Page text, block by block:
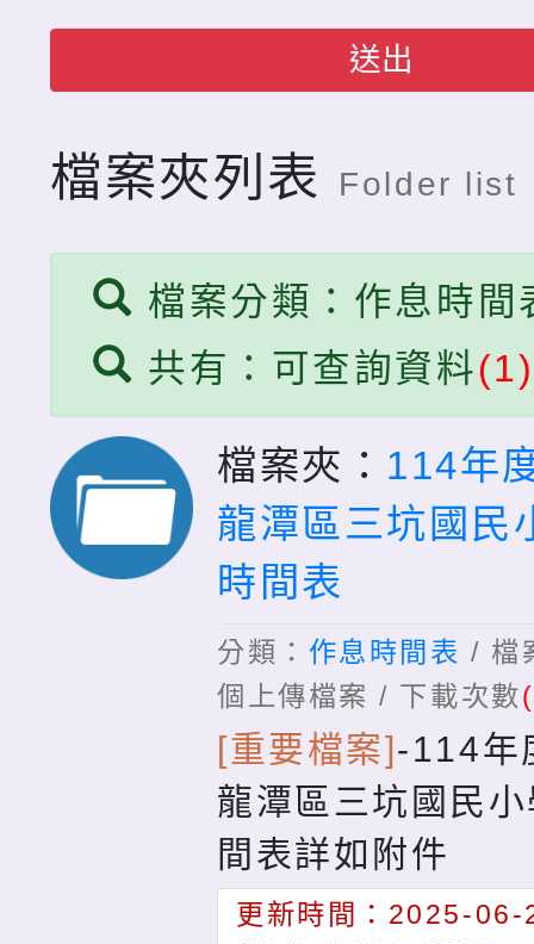
語字音字形第3名 指導
芬老師
潭區語文競賽教師組作
恭賀 林建功先生當選
度家長會會長
狂賀 本校參加桃園市
技能競賽水火箭競賽
恭賀 林建功先生當選
送出
檔案夾列表 Folder list
檔案分類：作息時間
共有：可查詢資料(1)
檔案夾： 114年
龍潭區三坑國民
時間表
分類： 作息時間表 / 檔
個上傳檔案 / 下載次數
[重要檔案]-114年
龍潭區三坑國民
間表詳如附件
更新時間：2025-